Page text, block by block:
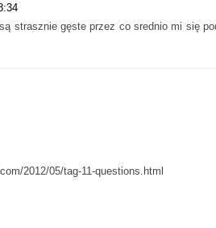
strasznie gęste przez co srednio mi się
2012/05/tag-11-questions.html